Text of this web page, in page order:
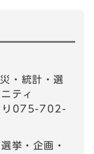
統計・選
ティ
075-702-
挙・企画・